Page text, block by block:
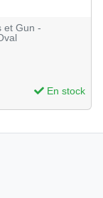
et Gun -
En stock